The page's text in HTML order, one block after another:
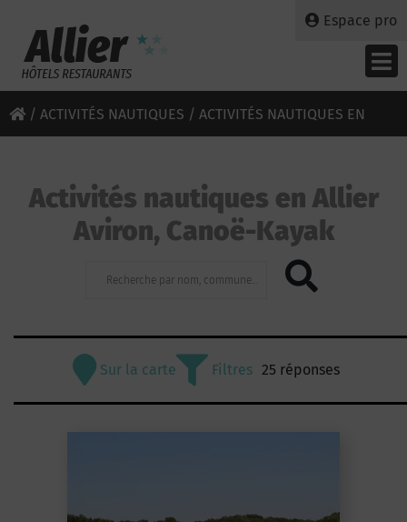
Espace pro
/ ACTIVITÉS NAUTIQUES / ACTIVITÉS NAUTIQUES EN
Activités nautiques en Allier
Aviron, Canoë-Kayak
Sur la carte Filtres 25 réponses